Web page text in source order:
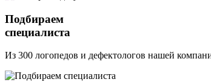
Подбираем
специалиста
Из 300 логопедов и дефектологов нашей